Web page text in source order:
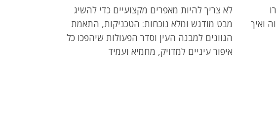
ואיך
לא צריך להיות מאפרים מקצועיים כדי להשיג
מבט מודגש ומלא נוכחות: הטכניקות, התאמת
הגוונים למבנה העין וסדר הפעולות שיהפכו כל
איפור עיניים למדויק, מחמיא ועמיד